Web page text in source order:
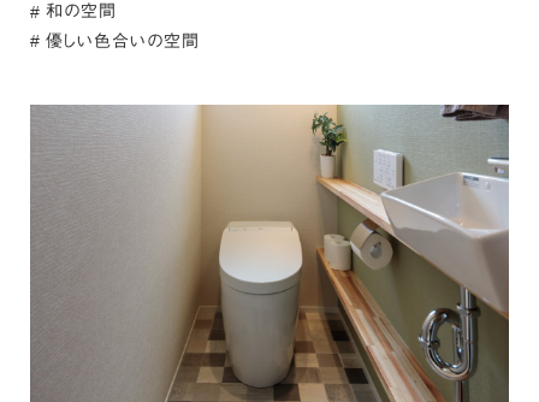
和の空間
優しい色合いの空間